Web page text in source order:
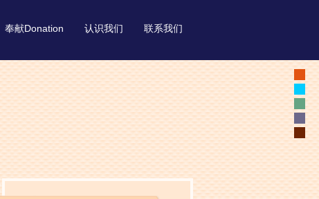
奉献Donation 认识我们 联系我们